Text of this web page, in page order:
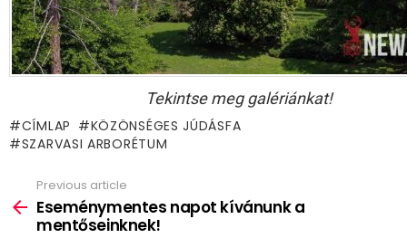
Tekintse meg galériánkat!
CÍMLAP
KÖZÖNSÉGES JÚDÁSFA
SZARVASI ARBORÉTUM
more
Previous article
Eseménymentes napot kívánunk a
mentőseinknek!